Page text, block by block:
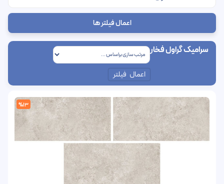
اعمال فیلتر ها
سرامیک گراول فخار
اعمال فیلتر
%13